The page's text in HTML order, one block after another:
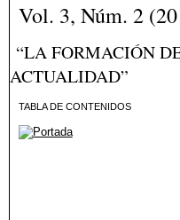
Vol. 3, Núm. 2
“LA FORMACIÓN
ACTUALIDAD”
TABLA DE CONTENIDOS